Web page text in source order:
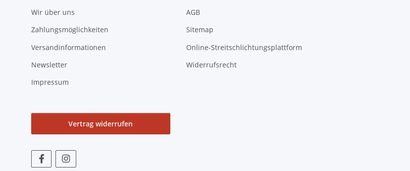
Wir über uns
Zahlungsmöglichkeiten
Versandinformationen
Newsletter
Impressum
AGB
Sitemap
Online-Streitschlichtungsplattform
Widerrufsrecht
Vertrag widerrufen